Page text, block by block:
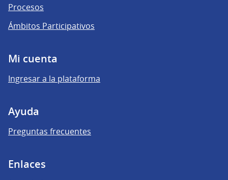
Procesos
Ámbitos Participativos
Mi cuenta
Ingresar a la plataforma
Ayuda
Preguntas frecuentes
Enlaces